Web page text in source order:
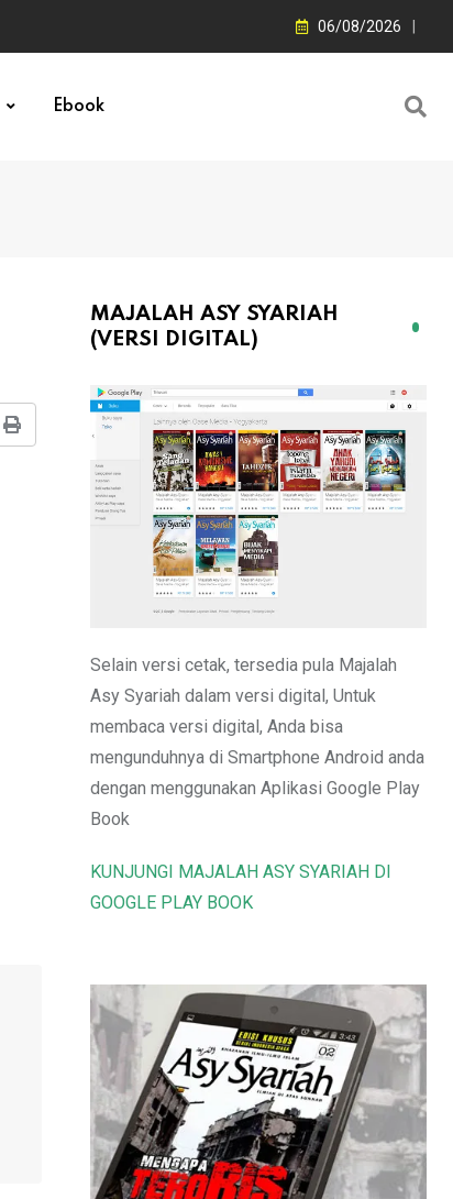
06/08/2026
Ebook
Print
MAJALAH ASY SYARIAH
(VERSI DIGITAL)
Selain versi cetak, tersedia pula Majalah
Asy Syariah dalam versi digital, Untuk
membaca versi digital, Anda bisa
mengunduhnya di Smartphone Android anda
dengan menggunakan Aplikasi Google Play
Book
KUNJUNGI MAJALAH ASY SYARIAH DI
GOOGLE PLAY BOOK